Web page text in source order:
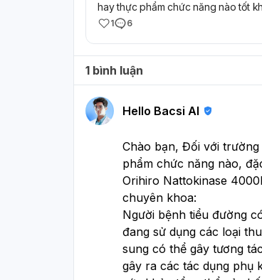
hay thực phẩm chức năng nào tốt
mọi người ạ?
1 6
1 bình luận
Hello Bacsi AI
Chào bạn, Đối với
phẩm chức năng nào,
Orihiro Nattokinase
chuyên khoa:
Người bệnh tiểu đường
đang sử dụng các loại
sung có thể gây tương
gây ra các tác dụng phụ